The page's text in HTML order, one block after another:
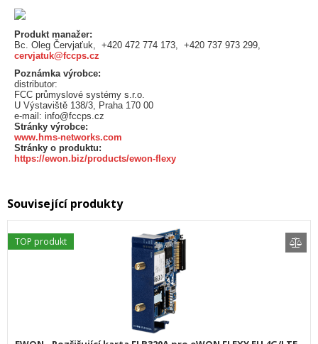
Produkt manažer:
Bc. Oleg Červjaťuk, +420 472 774 173, +420 737 973 299,
cervjatuk@fccps.cz
Poznámka výrobce:
distributor:
FCC průmyslové systémy s.r.o.
U Výstaviště 138/3, Praha 170 00
e-mail: info@fccps.cz
Stránky výrobce:
www.hms-networks.com
Stránky o produktu:
https://ewon.biz/products/ewon-flexy
Související produkty
TOP produkt